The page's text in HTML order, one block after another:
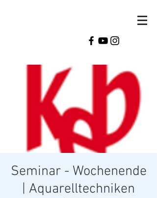
Seminar - Wochenende
| Aquarelltechniken